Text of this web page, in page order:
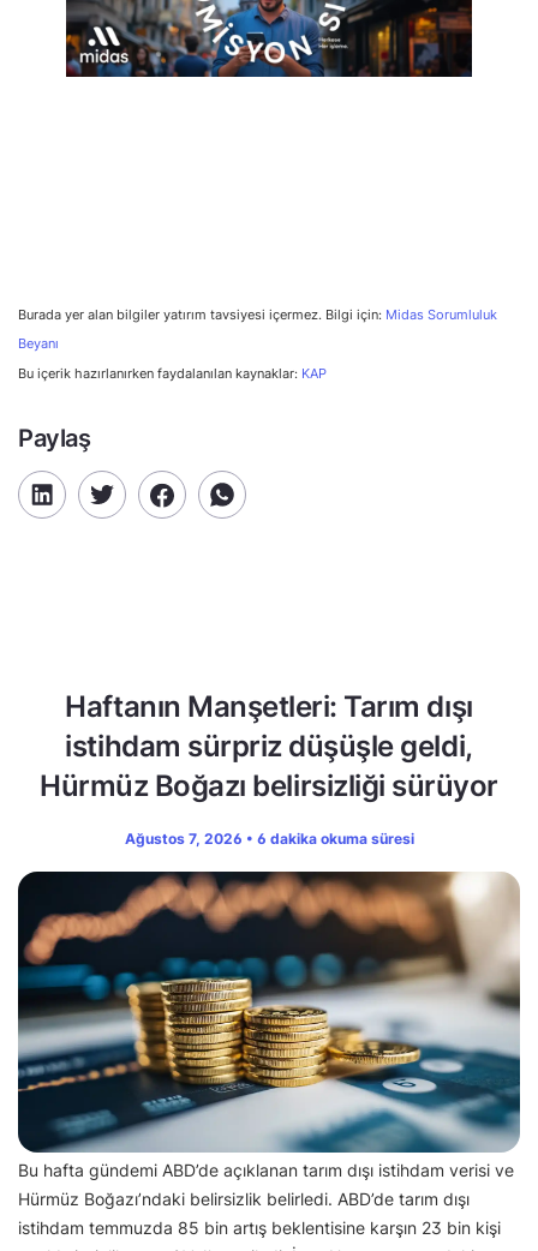
Burada yer alan bilgiler yatırım tavsiyesi içermez. Bilgi için: Midas Sorumluluk
Beyanı
Bu içerik hazırlanırken faydalanılan kaynaklar: KAP
Paylaş
Haftanın Manşetleri: Tarım dışı
istihdam sürpriz düşüşle geldi,
Hürmüz Boğazı belirsizliği sürüyor
Ağustos 7, 2026 • 6 dakika okuma süresi
Bu hafta gündemi ABD’de açıklanan tarım dışı istihdam verisi ve
Hürmüz Boğazı’ndaki belirsizlik belirledi. ABD’de tarım dışı
istihdam temmuzda 85 bin artış beklentisine karşın 23 bin kişi